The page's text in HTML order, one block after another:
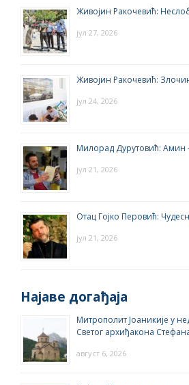
Живојин Ракочевић:
јул 27, 2026
Живојин Ракочевић:
јул 24, 2026
Милорад Дурутовић: Амин
јул 21, 2026
Отац Гојко Перовић:
јул 21, 2026
Најаве догађаја
Митрополит Јоаникије у
Светог архиђакона
август 6, 2026